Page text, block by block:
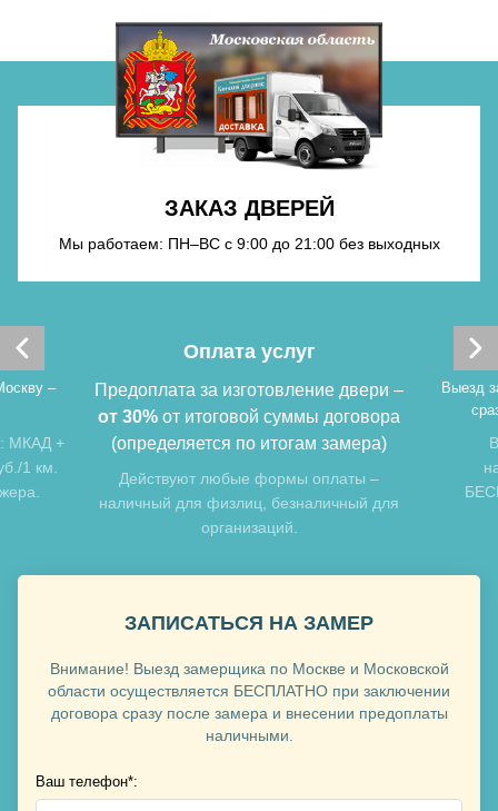
Хочу такую
Хочу такую
Хочу такую
ЗАКАЗ ДВЕРЕЙ
Мы работаем: ПН–ВС с 9:00 до 21:00 без выходных
–
МКАД +
1 км.
Оплата услуг
Предоплата за изготовление двери –
от 30% от итоговой суммы договора
(определяется по итогам замера)
Действуют любые формы оплаты –
наличный для физлиц, безналичный для
организаций.
Выезд
ЗАПИСАТЬСЯ НА ЗАМЕР
Внимание! Выезд замерщика по Москве и Московской
области осуществляется БЕСПЛАТНО при заключении
договора сразу после замера и внесении предоплаты
наличными.
Ваш телефон*: